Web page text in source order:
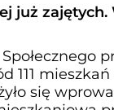
już zajętych.
111
się